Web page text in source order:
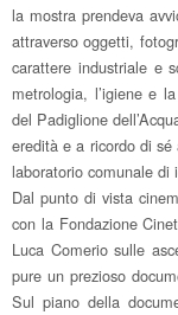
la mostra prendeva
attraverso oggetti,
carattere industriale e
metrologia, l’igiene e
del Padiglione
eredità e a ricordo di
laboratorio comunale di
Dal punto di vista
con la Fondazione
Luca Comerio sulle
pure un prezioso
Sul piano della